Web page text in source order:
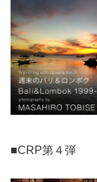
■CRP第４弾